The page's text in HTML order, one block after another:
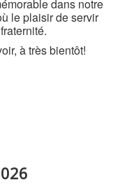
dans notre
le plaisir de servir
à très bientôt!